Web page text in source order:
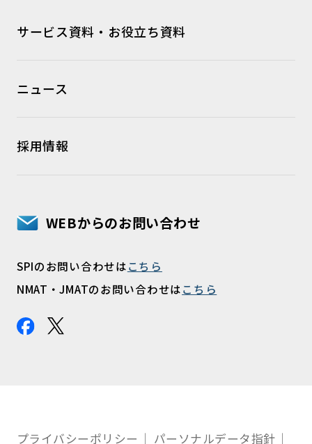
サービス資料・お役立ち資料
ニュース
採用情報
WEBからのお問い合わせ
SPIのお問い合わせはこちら
NMAT・JMATのお問い合わせはこちら
プライバシーポリシー パーソナルデータ指針